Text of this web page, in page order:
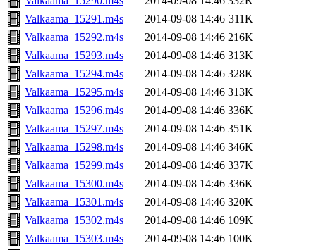
Valkaama_15291.m4s
2014-09-08 14:46 311K
Valkaama_15292.m4s
2014-09-08 14:46 216K
Valkaama_15293.m4s
2014-09-08 14:46 313K
Valkaama_15294.m4s
2014-09-08 14:46 328K
Valkaama_15295.m4s
2014-09-08 14:46 313K
Valkaama_15296.m4s
2014-09-08 14:46 336K
Valkaama_15297.m4s
2014-09-08 14:46 351K
Valkaama_15298.m4s
2014-09-08 14:46 346K
Valkaama_15299.m4s
2014-09-08 14:46 337K
Valkaama_15300.m4s
2014-09-08 14:46 336K
Valkaama_15301.m4s
2014-09-08 14:46 320K
Valkaama_15302.m4s
2014-09-08 14:46 109K
Valkaama_15303.m4s
2014-09-08 14:46 100K